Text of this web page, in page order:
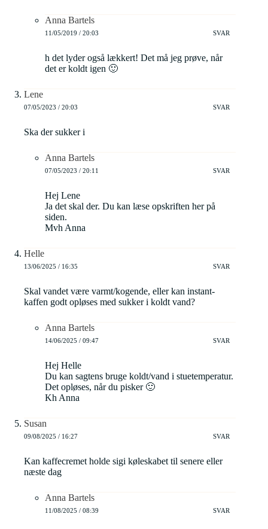
Anna Bartels
11/05/2019 / 20:03 SVAR
h det lyder også lækkert! Det må jeg prøve, når
det er koldt igen 🙂
Lene
07/05/2023 / 20:03 SVAR
Ska der sukker i
Anna Bartels
07/05/2023 / 20:11 SVAR
Hej Lene
Ja det skal der. Du kan læse opskriften her på
siden.
Mvh Anna
Helle
13/06/2025 / 16:35 SVAR
Skal vandet være varmt/kogende, eller kan instant-
kaffen godt opløses med sukker i koldt vand?
Anna Bartels
14/06/2025 / 09:47 SVAR
Hej Helle
Du kan sagtens bruge koldt/vand i stuetemperatur.
Det opløses, når du pisker 🙂
Kh Anna
Susan
09/08/2025 / 16:27 SVAR
Kan kaffecremet holde sigi køleskabet til senere eller
næste dag
Anna Bartels
11/08/2025 / 08:39 SVAR